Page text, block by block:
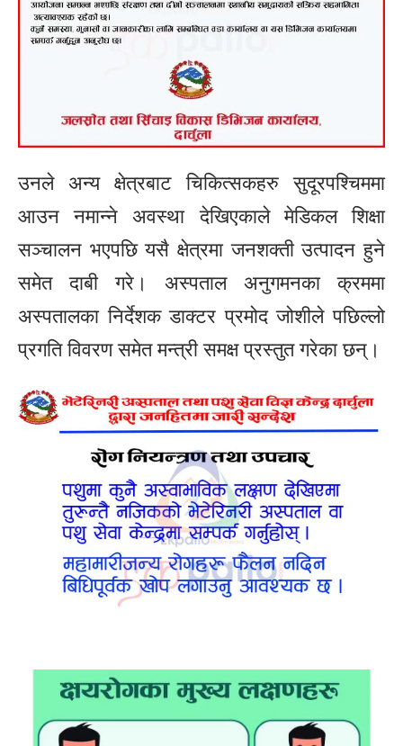
उनले अन्य क्षेत्रबाट चिकित्सकहरु सुदूरपश्चिममा
आउन नमान्ने अवस्था देखिएकाले मेडिकल शिक्षा
सञ्चालन भएपछि यसै क्षेत्रमा जनशक्ती उत्पादन हुने
समेत दाबी गरे। अस्पताल अनुगमनका क्रममा
अस्पतालका निर्देशक डाक्टर प्रमोद जोशीले पछिल्लो
प्रगति विवरण समेत मन्त्री समक्ष प्रस्तुत गरेका छन्।